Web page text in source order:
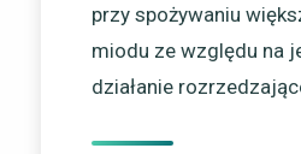
przy spożywaniu
miodu ze względu na
działanie